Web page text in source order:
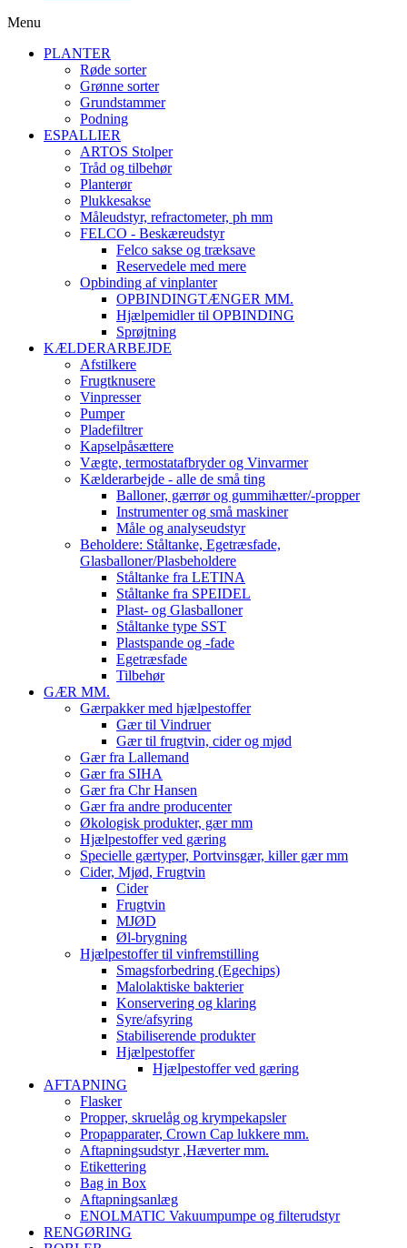
Menu
PLANTER
Røde sorter
Grønne sorter
Grundstammer
Podning
ESPALLIER
ARTOS Stolper
Tråd og tilbehør
Planterør
Plukkesakse
Måleudstyr, refractometer, ph mm
FELCO - Beskæreudstyr
Felco sakse og træksave
Reservedele med mere
Opbinding af vinplanter
OPBINDINGTÆNGER MM.
Hjælpemidler til OPBINDING
Sprøjtning
KÆLDERARBEJDE
Afstilkere
Frugtknusere
Vinpresser
Pumper
Pladefiltrer
Kapselpåsættere
Vægte, termostatafbryder og Vinvarmer
Kælderarbejde - alle de små ting
Balloner, gærrør og gummihætter/-propper
Instrumenter og små maskiner
Måle og analyseudstyr
Beholdere: Ståltanke, Egetræsfade,
Glasballoner/Plasbeholdere
Ståltanke fra LETINA
Ståltanke fra SPEIDEL
Plast- og Glasballoner
Ståltanke type SST
Plastspande og -fade
Egetræsfade
Tilbehør
GÆR MM.
Gærpakker med hjælpestoffer
Gær til Vindruer
Gær til frugtvin, cider og mjød
Gær fra Lallemand
Gær fra SIHA
Gær fra Chr Hansen
Gær fra andre producenter
Økologisk produkter, gær mm
Hjælpestoffer ved gæring
Specielle gærtyper, Portvinsgær, killer gær mm
Cider, Mjød, Frugtvin
Cider
Frugtvin
MJØD
Øl-brygning
Hjælpestoffer til vinfremstilling
Smagsforbedring (Egechips)
Malolaktiske bakterier
Konservering og klaring
Syre/afsyring
Stabiliserende produkter
Hjælpestoffer
Hjælpestoffer ved gæring
AFTAPNING
Flasker
Propper, skruelåg og krympekapsler
Propapparater, Crown Cap lukkere mm.
Aftapningsudstyr ,Hæverter mm.
Etikettering
Bag in Box
Aftapningsanlæg
ENOLMATIC Vakuumpumpe og filterudstyr
RENGØRING